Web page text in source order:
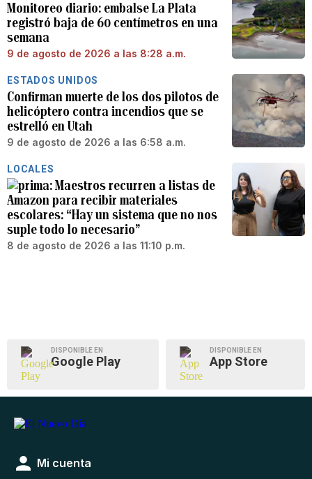
Monitoreo diario: embalse La Plata
registró baja de 60 centímetros en una
semana
9 de agosto de 2026 a las 8:28 a.m.
ESTADOS UNIDOS
Confirman muerte de los dos pilotos de
helicóptero contra incendios que se
estrelló en Utah
9 de agosto de 2026 a las 6:58 a.m.
LOCALES
Maestros recurren a listas de
Amazon para recibir materiales
escolares: “Hay un sistema que no nos
suple todo lo necesario”
8 de agosto de 2026 a las 11:10 p.m.
DISPONIBLE EN
Google Play
DISPONIBLE EN
App Store
Mi cuenta